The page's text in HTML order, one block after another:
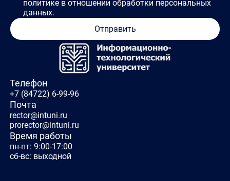
Телефон
+7 (84722) 6-99-96
Почта
rector@intuni.ru
prorector@intuni.ru
Время работы
пн-пт: 9:00-17:00
сб-вс: выходной
политике в отношении обработки персональных
данных.
Отправить